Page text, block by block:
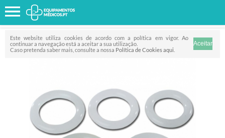
Este website utiliza cookies de acordo com a política em vigor. Ao
continuar a navegação está a aceitar a sua utilização.
Caso pretenda saber mais, consulte a nossa Política de Cookies aqui